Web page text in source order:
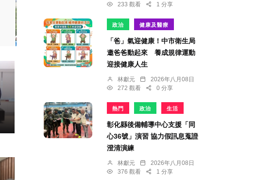
233 觀看
1 分享
政治 健康及醫療
「爸」氣迎健康！中市衛生局
邀爸爸動起來 養成規律運動
迎接健康人生
林獻元
2026年八月08日
272 觀看
0 分享
熱門 政治 生活
彰化縣後備輔導中心支援「同
心36號」演習 協力假訊息蒐證
澄清演練
林獻元
2026年八月08日
376 觀看
1 分享